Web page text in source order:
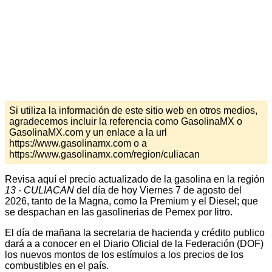
Si utiliza la información de este sitio web en otros medios,
agradecemos incluir la referencia como GasolinaMX o
GasolinaMX.com y un enlace a la url
https://www.gasolinamx.com o a
https://www.gasolinamx.com/region/culiacan
Revisa aquí el precio actualizado de la gasolina en la región
13 - CULIACAN del día de hoy Viernes 7 de agosto del
2026, tanto de la Magna, como la Premium y el Diesel; que
se despachan en las gasolinerias de Pemex por litro.
El día de mañana la secretaria de hacienda y crédito publico
dará a a conocer en el Diario Oficial de la Federación (DOF)
los nuevos montos de los estímulos a los precios de los
combustibles en el país.